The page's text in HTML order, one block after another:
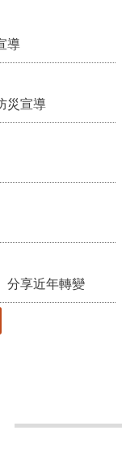
導
災宣導
分享近年轉變